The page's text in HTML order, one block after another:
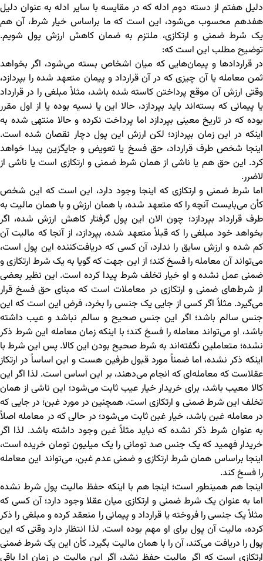
دلیل هفتم از دسته دوم ادله که در مقایسه با سایر ادله به عنوان دلیل
هفدهم محسوب می‌شود، این است که ما براساس خیار شرط، آن هم
یک شرط ضمنی و ارتکازی، ملتزم به ضمان کاهش ارزش پول شویم.
توضیح مطلب این است که:
در قراردادها و پیمان‌هایی که میان اشخاص بسته می‌شود، اگر بخواهد
ثمن معامله یا آن چیزی که در آن قرارداد و پیمان متعهد شده را بپردازد،
وقتی ارزش آن موقع پرداختن کاسته شده باشد، مثلاً مبلغی را در قرارداد
یا پیمانی که بسته‌اند باید بپردازد، حالا این یا نسیه بوده یا از اول مقرر
بوده که در تاریخ معینی بپردازد اما پرداخت نکرده و حالا منتهی شده به
اینکه در این زمان بپردازد؛ لکن ارزش این پول دچار نقصان شده است.
اینجا شخص طرف قرارداد، حق فسخ یا تعویض و جایگزین پیدا خواهد
کرد. این حق هم یا ناشی از همان شرط ضمنی و ارتکازی است یا ناشی از
لاضرر.
اما شرط ضمنی و ارتکازی که اینجا وجود دارد، این است که این شخص
کأن می‌بایست آنچه را که متعهد شده، با همان ارزش و با همان مالیت به
طرف قرارداد بپردازد؛ چون الان این پول گرفتار کاهش ارزش شده، اگر
بخواهد خود مبلغی را که قبلاً متعهد شده، بپردازد، از آنجا که مالیت آن
کم شده و ارزش سابق را ندارد، آن کسی که دریافت‌کننده این پول است،
می‌تواند آن معامله را فسخ کند؛ از این جهت که گویا به یک شرط ارتکازی و
ضمنی عمل نشده و او خیار تخلف شرط پیدا کرده است. این نظیر بعضی
از شرط‌های ضمنی و ارتکازی در معاملات است که مبنای حق فسخ قرار
می‌گیرد. مثلاً اگر کسی از جایی یک جنسی را بخرد، فرض این است که این
جنس سالم باشد؛ اگر این جنس صحیح و سالم نباشد و عیب داشته
باشد، او می‌تواند معامله را فسخ کند؛ با اینکه زمان معامله این شرط ذکر
نشده؛ متعاملین نگفته‌اند به شرط صحیح بودن این کالا. پس این شرط با
اینکه ذکر نشده، اما ضمناً مورد قبول طرفین هست و این اساساً در ارتکاز
عقلاست که معامله‌ای که انجام می‌دهند، بر این اساس است. لذا اگر این
کالا معیب باشد، برای خریدار خیار عیب ثابت می‌شود؛ این ناشی از همان
تخلف این شرط ضمنی و ارتکازی است. همچنین در مورد غبن؛ در جایی که
در معامله غبن باشد، خیار غبن ثابت می‌شود؛ در حالی که در معامله اصلاً
به عنوان شرط ذکر نشده که نباید مثلاً غبن وجود داشته باشد. لذا اگر
خریدار فهمید که یک جنس صد تومانی را یک میلیون تومان خریده است،
اینجا براساس همان شرط ارتکازی و ضمنی عدم غبن، می‌تواند این معامله
را فسخ کند.
اینجا هم همینطور است؛ اینجا هم با اینکه حفظ مالیت پول شرط نشده
اما به عنوان یک شرط ضمنی و ارتکازی میان عقلا وجود دارد؛ آن کسی که
مثلاً یک جنسی را فروخته یا قرارداد و پیمانی را منعقد کرده و مبلغی را ذکر
کرده، مالیت آن پول برای او مهم بوده است. لذا انتظار دارد وقتی که این
پول را دریافت می‌کند، آن را با همان مالیت بگیرد. کأن این یک شرط ضمنی
ارتکازی است که اگر مالیت حفظ نشد، اگر این مالیت در زمان ادا باقی